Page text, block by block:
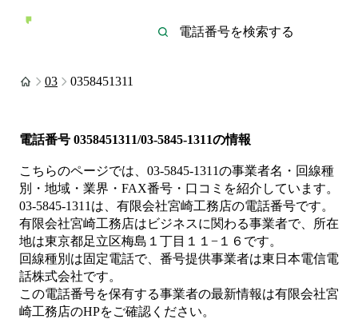
03 0358451311
電話番号 0358451311/03-5845-1311の情報
こちらのページでは、 03-5845-1311の事業者名・回線種
別・地域・業界・FAX番号・口コミを紹介しています。
03-5845-1311 は、 有限会社宮崎工務店の電話番号です。
有限会社宮崎工務店は ビジネスに関わる事業者で、所在
地は東京都足立区梅島１丁目１１−１６ です。
回線種別は固定電話で、番号提供事業者は東日本電信電
話株式会社です。
この電話番号を保有する事業者の最新情報は有限会社宮
崎工務店のHPをご確認ください。